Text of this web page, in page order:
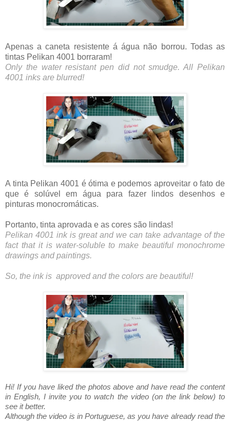
Apenas a caneta resistente á água não borrou. Todas as
tintas Pelikan 4001 borraram!
Only the water resistant pen did not smudge. All Pelikan
4001 inks are blurred!
A tinta Pelikan 4001 é ótima e podemos aproveitar o fato de
que é solúvel em água para fazer lindos desenhos e
pinturas monocromáticas.
Portanto, tinta aprovada e as cores são lindas!
Pelikan 4001 ink is great and we can take advantage of the
fact that it is water-soluble to make beautiful monochrome
drawings and paintings.
So, the ink is approved and the colors are beautiful!
Hi! If you have liked the photos above and have read the content
in English, I invite you to watch the video (on the link below) to
see it better.
Although the video is in Portuguese, as you have already read the